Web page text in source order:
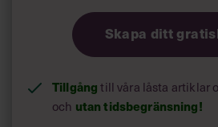
Skapa ditt
Tillgångtill våra låsta artiklar
och utan tidsbegränsning!